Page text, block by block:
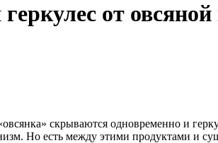
от
скрываются одновременно и
Но есть между этими продуктами и